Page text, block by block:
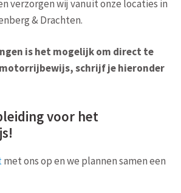
verzorgen wij vanuit onze locaties in
& Drachten.
is het mogelijk om direct te
schrijf je hieronder
voor het
met ons op en we plannen samen een